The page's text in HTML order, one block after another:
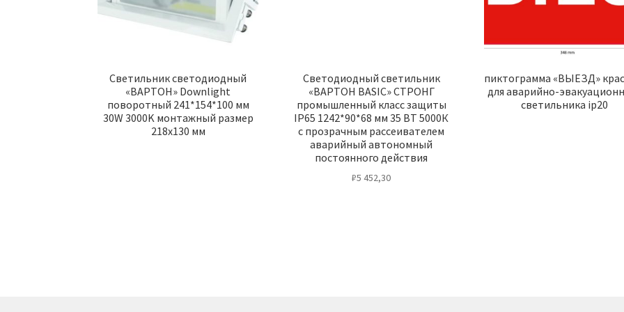
Светильник светодиодный
«ВАРТОН» Downlight
поворотный 241*154*100 мм
30W 3000K монтажный размер
218х130 мм
Светодиодный светильник
«ВАРТОН BASIC» СТРОНГ
промышленный класс защиты
IP65 1242*90*68 мм 35 ВТ 5000К
с прозрачным рассеивателем
аварийный автономный
постоянного действия
₽5 452,30
пиктограмма «ВЫЕЗД»
для аварийно-
светильника ip20